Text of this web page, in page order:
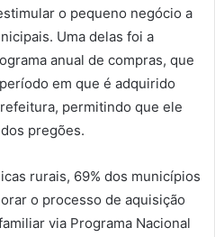
o pequeno negócio a
Uma delas foi a
anual de compras, que
em que é adquirido
permitindo que ele
pregões.
rurais, 69% dos municípios
o processo de aquisição
via Programa Nacional